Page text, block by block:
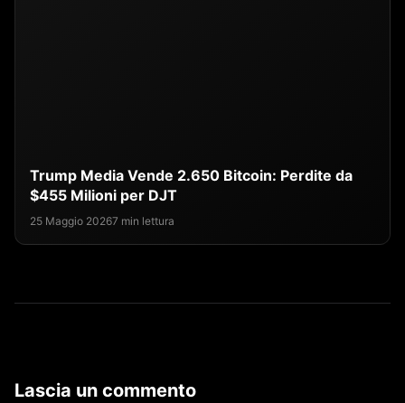
Trump Media Vende 2.650 Bitcoin: Perdite da
$455 Milioni per DJT
25 Maggio 20267 min lettura
Lascia un commento